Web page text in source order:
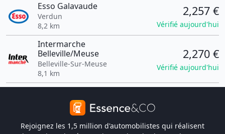
Esso Galavaude
Verdun
8,2 km
2,257 €
Vérifié aujourd'hui
Intermarche
Belleville/Meuse
Belleville-Sur-Meuse
8,1 km
2,270 €
Vérifié aujourd'hui
Rejoignez les 1,5 million d'automobilistes qui réalisent